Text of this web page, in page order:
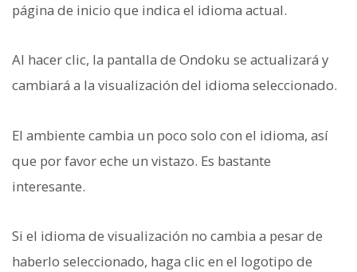
página de inicio que indica el idioma actual.
Al hacer clic, la pantalla de Ondoku se actualizará y
cambiará a la visualización del idioma seleccionado.
El ambiente cambia un poco solo con el idioma, así
que por favor eche un vistazo. Es bastante
interesante.
Si el idioma de visualización no cambia a pesar de
haberlo seleccionado, haga clic en el logotipo de